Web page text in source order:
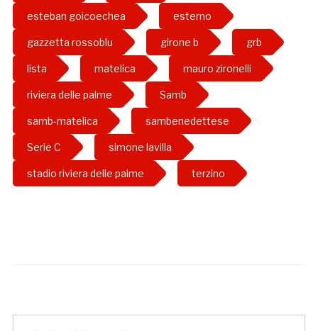
esteban goicoechea esterno
gazzetta rossoblu girone b grb
lista matelica mauro zironelli
riviera delle palme Samb
samb-matelica sambenedettese
Serie C simone lavilla
stadio riviera delle palme terzino